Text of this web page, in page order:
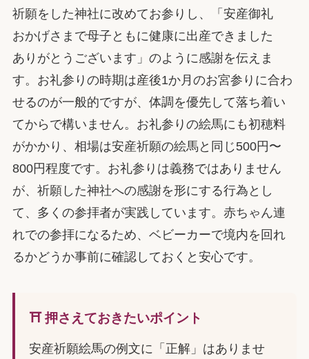
祈願をした神社に改めてお参りし、「安産御礼
おかげさまで母子ともに健康に出産できました
ありがとうございます」のように感謝を伝えま
す。お礼参りの時期は産後1か月のお宮参りに合わ
せるのが一般的ですが、体調を優先して落ち着い
てからで構いません。お礼参りの絵馬にも初穂料
がかかり、相場は安産祈願の絵馬と同じ500円〜
800円程度です。お礼参りは義務ではありません
が、祈願した神社への感謝を形にする行為とし
て、多くの参拝者が実践しています。赤ちゃん連
れでの参拝になるため、ベビーカーで境内を回れ
るかどうか事前に確認しておくと安心です。
⛩️ 押さえておきたいポイント
安産祈願絵馬の例文に「正解」はありませ